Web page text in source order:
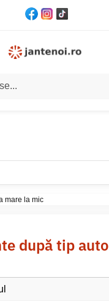
centrală)
după tip auto